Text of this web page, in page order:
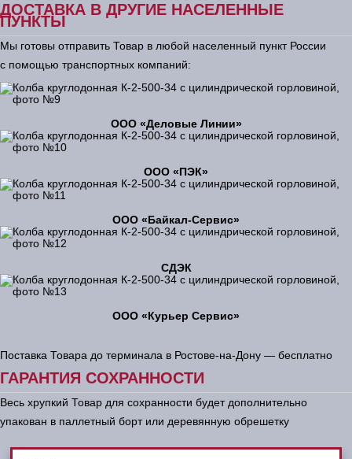
ДОСТАВКА В ДРУГИЕ НАСЕЛЕННЫЕ
ПУНКТЫ
Мы готовы отправить Товар в любой населенный пункт России
с помощью транспортных компаний:
ООО «Деловые Линии»
ООО «ПЭК»
ООО «Байкал-Сервис»
СДЭК
ООО «Курьер Сервис»
Поставка Товара до терминала в Ростове-на-Дону — бесплатно
ГАРАНТИЯ СОХРАННОСТИ
Весь хрупкий Товар для сохранности будет дополнительно
упакован в паллетный борт или деревянную обрешетку